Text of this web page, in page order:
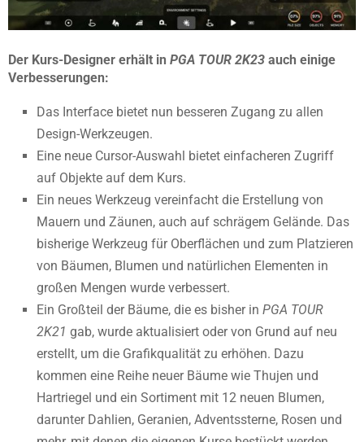
Der Kurs-Designer erhält in PGA TOUR 2K23 auch einige
Verbesserungen:
Das Interface bietet nun besseren Zugang zu allen
Design-Werkzeugen.
Eine neue Cursor-Auswahl bietet einfacheren Zugriff
auf Objekte auf dem Kurs.
Ein neues Werkzeug vereinfacht die Erstellung von
Mauern und Zäunen, auch auf schrägem Gelände. Das
bisherige Werkzeug für Oberflächen und zum Platzieren
von Bäumen, Blumen und natürlichen Elementen in
großen Mengen wurde verbessert.
Ein Großteil der Bäume, die es bisher in PGA TOUR
2K21 gab, wurde aktualisiert oder von Grund auf neu
erstellt, um die Grafikqualität zu erhöhen. Dazu
kommen eine Reihe neuer Bäume wie Thujen und
Hartriegel und ein Sortiment mit 12 neuen Blumen,
darunter Dahlien, Geranien, Adventssterne, Rosen und